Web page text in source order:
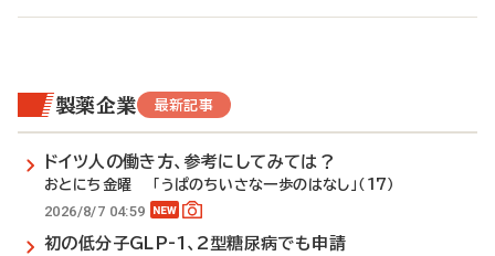
製薬企業 最新記事
ドイツ人の働き方、参考にしてみては？
おとにち金曜 「うぱのちいさな一歩のはなし」（17）
2026/8/7 04:59
初の低分子GLP-1、2型糖尿病でも申請